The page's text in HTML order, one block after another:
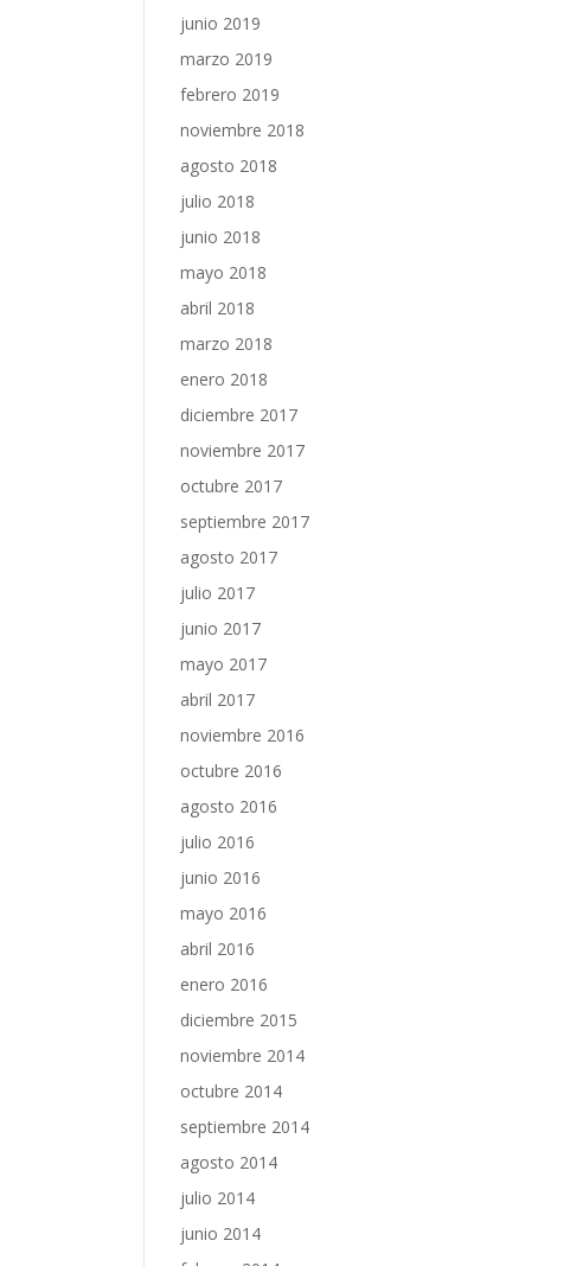
junio 2019
marzo 2019
febrero 2019
noviembre 2018
agosto 2018
julio 2018
junio 2018
mayo 2018
abril 2018
marzo 2018
enero 2018
diciembre 2017
noviembre 2017
octubre 2017
septiembre 2017
agosto 2017
julio 2017
junio 2017
mayo 2017
abril 2017
noviembre 2016
octubre 2016
agosto 2016
julio 2016
junio 2016
mayo 2016
abril 2016
enero 2016
diciembre 2015
noviembre 2014
octubre 2014
septiembre 2014
agosto 2014
julio 2014
junio 2014